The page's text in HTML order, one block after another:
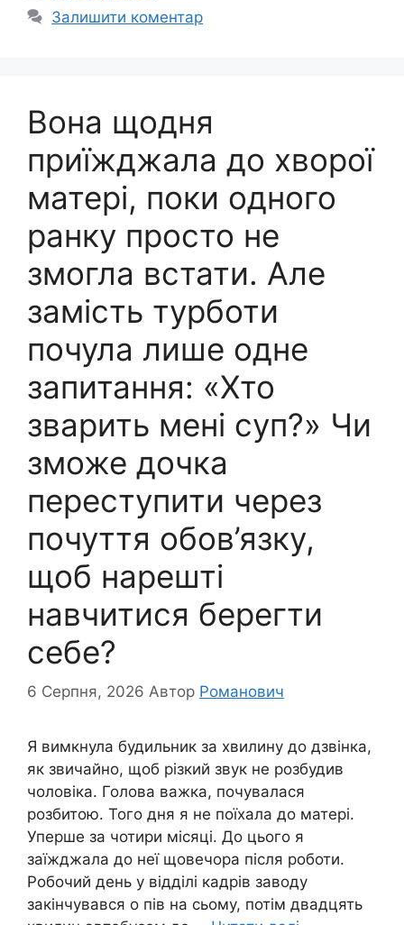
Залишити коментар
Вона щодня
приїжджала до хворої
матері, поки одного
ранку просто не
змогла встати. Але
замість турботи
почула лише одне
запитання: «Хто
зварить мені суп?» Чи
зможе дочка
переступити через
почуття обов’язку,
щоб нарешті
навчитися берегти
себе?
6 Серпня, 2026 Автор Романович
Я вимкнула будильник за хвилину до дзвінка,
як звичайно, щоб різкий звук не розбудив
чоловіка. Голова важка, почувалася
розбитою. Того дня я не поїхала до матері.
Уперше за чотири місяці. До цього я
заїжджала до неї щовечора після роботи.
Робочий день у відділі кадрів заводу
закінчувався о пів на сьому, потім двадцять